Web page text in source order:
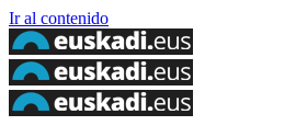
Ir al contenido